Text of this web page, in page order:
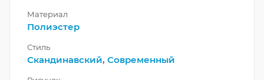
Материал
Полиэстер
Стиль
Скандинавский, Современный